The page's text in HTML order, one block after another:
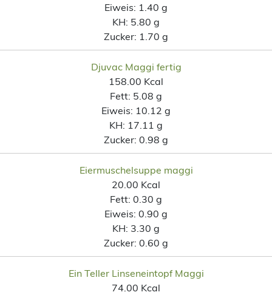
Eiweis: 1.40 g
KH: 5.80 g
Zucker: 1.70 g
Djuvac Maggi fertig
158.00 Kcal
Fett: 5.08 g
Eiweis: 10.12 g
KH: 17.11 g
Zucker: 0.98 g
Eiermuschelsuppe maggi
20.00 Kcal
Fett: 0.30 g
Eiweis: 0.90 g
KH: 3.30 g
Zucker: 0.60 g
Ein Teller Linseneintopf Maggi
74.00 Kcal